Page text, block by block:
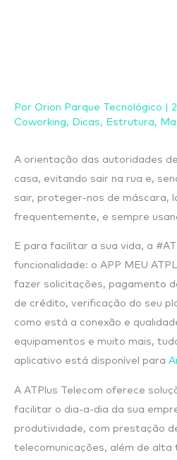
Por Orion Parque Tecnológico |
Coworking, Dicas, Estrutura,
A orientação das autoridades
casa, evitando sair na rua e,
sair, proteger-nos de máscara,
frequentemente, e sempre
E para facilitar a sua vida, a
funcionalidade: o APP MEU
fazer solicitações, pagamento
de crédito, verificação do seu
como está a conexão e
equipamentos e muito mais,
aplicativo está disponível para
A ATPlus Telecom oferece
facilitar o dia-a-dia da sua
produtividade, com prestação
telecomunicações, além de alta